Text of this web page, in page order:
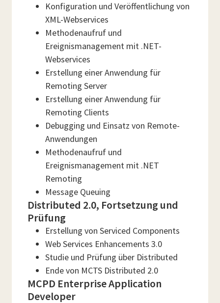
Konfiguration und Veröffentlichung von
XML-Webservices
Methodenaufruf und
Ereignismanagement mit .NET-
Webservices
Erstellung einer Anwendung für
Remoting Server
Erstellung einer Anwendung für
Remoting Clients
Debugging und Einsatz von Remote-
Anwendungen
Methodenaufruf und
Ereignismanagement mit .NET
Remoting
Message Queuing
Distributed 2.0, Fortsetzung und
Prüfung
Erstellung von Serviced Components
Web Services Enhancements 3.0
Studie und Prüfung über Distributed
Ende von MCTS Distributed 2.0
MCPD Enterprise Application
Developer